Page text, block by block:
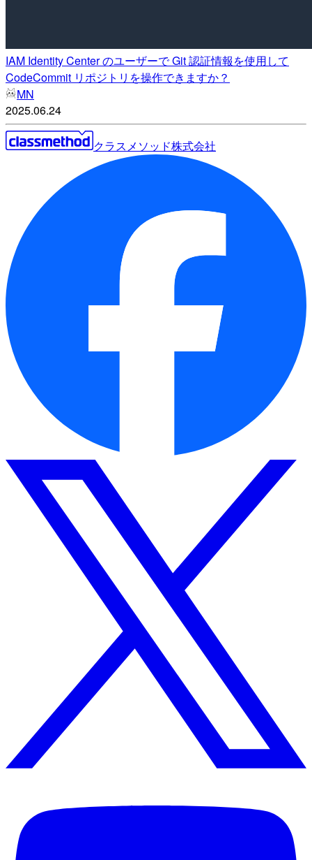
IAM Identity Center のユーザーで Git 認証情報を使用して
CodeCommit リポジトリを操作できますか？
MN
2025.06.24
クラスメソッド株式会社